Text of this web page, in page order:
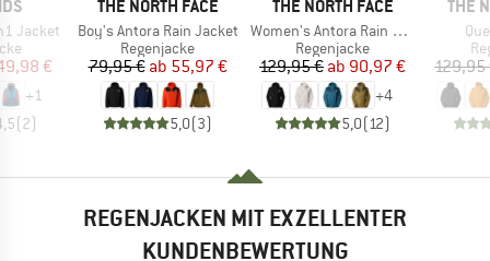
Jacket
Preis
€
+1
(2)
THE NORTH FACE
Artikel
Boy's Antora Rain Jacket
Produktgruppe
Regenjacke
Preis
79,95 € reduzierter Preis
ab 55,97 €
5,0(3)
THE NORTH FACE
Artikel
Women's Antora Rain Jacket
Produktgruppe
Regenjacke
Preis
129,95 € reduzierter Preis
ab 90,97 €
+4
5,0(12)
THE
129,95
REGENJACKEN MIT EXZELLENTER
KUNDENBEWERTUNG